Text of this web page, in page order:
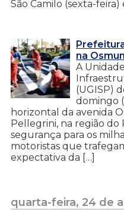
São Camilo (sexta-feira)
na
A
(UGISP)
domingo
horizontal da avenida
Pellegrini, na região do
segurança para os
motoristas que
expectativa da […]
quarta-feira, 24 de